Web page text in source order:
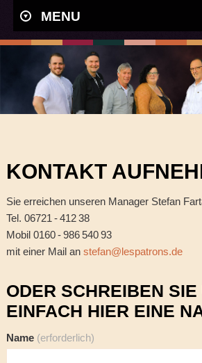
MENU
KONTAKT
Sie erreichen unseren Manager Stefan
Tel. 06721 - 412 38
Mobil 0160 - 986 540 93
mit einer Mail an stefan@lespatrons.de
ODER SCHREIBEN SIE
EINFACH HIER EINE
Name (erforderlich)